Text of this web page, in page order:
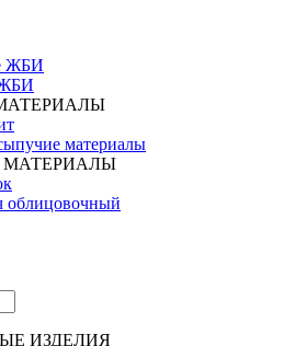
ЖБИ
материалы
облицовочный
ИЗДЕЛИЯ